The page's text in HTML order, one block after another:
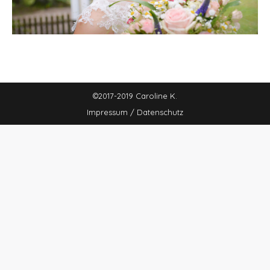
©2017-2019 Caroline K.
Impressum / Datenschutz